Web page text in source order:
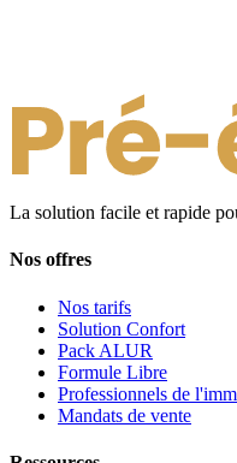
La solution facile et rapide
Nos offres
Nos tarifs
Solution Confort
Pack ALUR
Formule Libre
Professionnels de
Mandats de vente